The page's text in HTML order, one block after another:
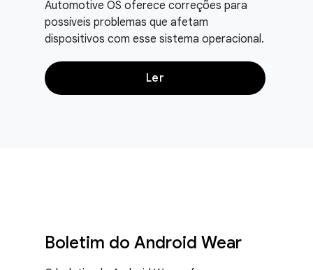
Automotive OS oferece correções para
possíveis problemas que afetam
dispositivos com esse sistema operacional.
Ler
Boletim do Android Wear